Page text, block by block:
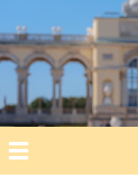
Toggle
navigation